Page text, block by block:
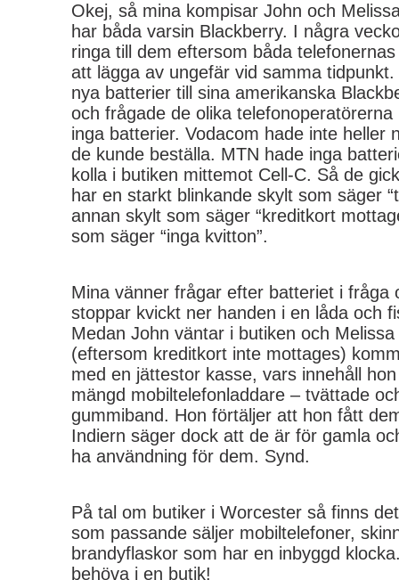
Okej, så mina kompisar John och
har båda varsin Blackberry. I några
ringa till dem eftersom båda
att lägga av ungefär vid samma
nya batterier till sina amerikanska
och frågade de olika
inga batterier. Vodacom hade inte heller
de kunde beställa. MTN hade inga
kolla i butiken mittemot Cell-C. Så de
har en starkt blinkande skylt som säger
annan skylt som säger “kreditkort
som säger “inga kvitton”.
Mina vänner frågar efter batteriet i fråga
stoppar kvickt ner handen i en låda och
Medan John väntar i butiken och
(eftersom kreditkort inte mottages)
med en jättestor kasse, vars innehåll
mängd mobiltelefonladdare – tvättade
gummiband. Hon förtäljer att hon fått
Indiern säger dock att de är för gamla
ha användning för dem. Synd.
På tal om butiker i Worcester så finns
som passande säljer mobiltelefoner,
brandyflaskor som har en inbyggd
behöva i en butik!